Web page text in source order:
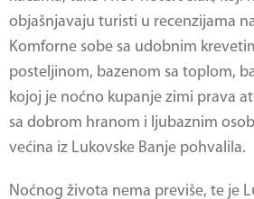
objašnjavaju turisti u recenzijama
Komforne sobe sa udobnim
posteljinom, bazenom sa toplom,
kojoj je noćno kupanje zimi prava
sa dobrom hranom i ljubaznim
većina iz Lukovske Banje pohvalila.
Noćnog života nema previše, te je